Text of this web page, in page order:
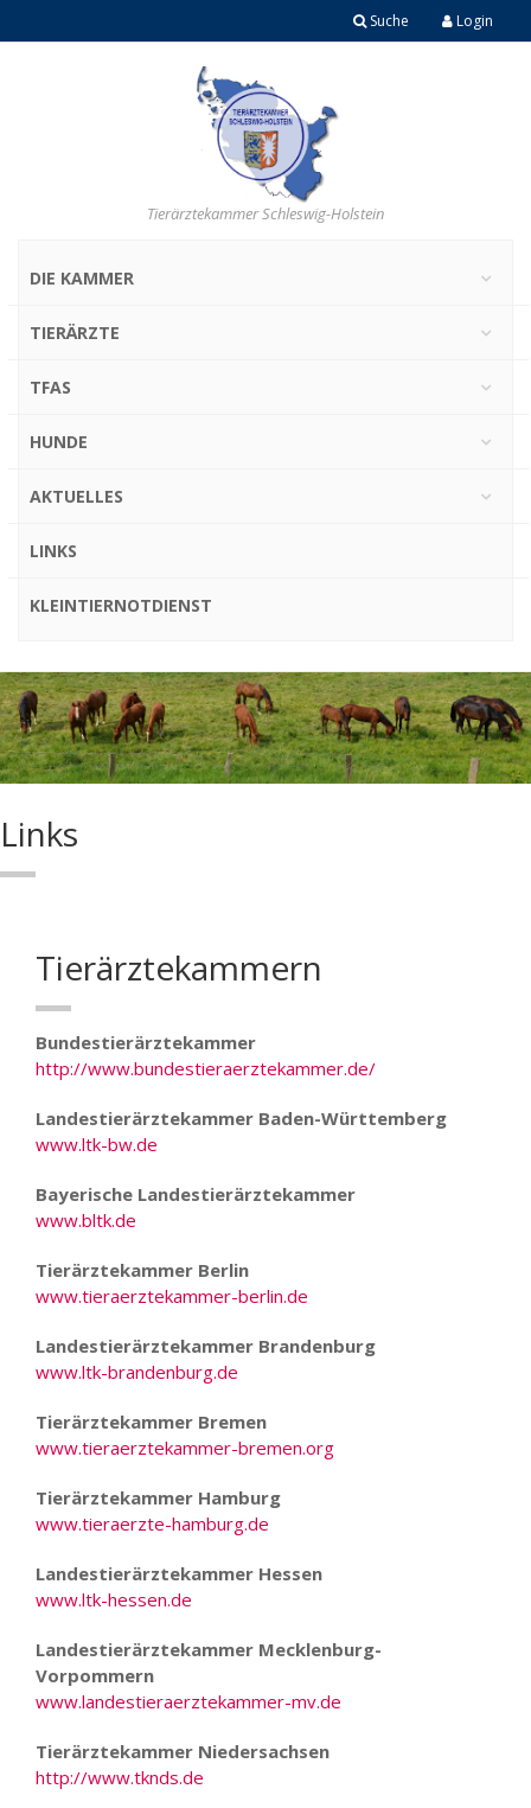
Login
Suche
Tierärztekammer Schleswig-Holstein
DIE KAMMER
TIERÄRZTE
TFAS
HUNDE
AKTUELLES
LINKS
KLEINTIERNOTDIENST
Links
Tierärztekammern
Bundestierärztekammer
http://www.bundestieraerztekammer.de/
Landestierärztekammer Baden-Württemberg
www.ltk-bw.de
Bayerische Landestierärztekammer
www.bltk.de
Tierärztekammer Berlin
www.tieraerztekammer-berlin.de
Landestierärztekammer Brandenburg
www.ltk-brandenburg.de
Tierärztekammer Bremen
www.tieraerztekammer-bremen.org
Tierärztekammer Hamburg
www.tieraerzte-hamburg.de
Landestierärztekammer Hessen
www.ltk-hessen.de
Landestierärztekammer Mecklenburg-
Vorpommern
www.landestieraerztekammer-mv.de
Tierärztekammer Niedersachsen
http://www.tknds.de